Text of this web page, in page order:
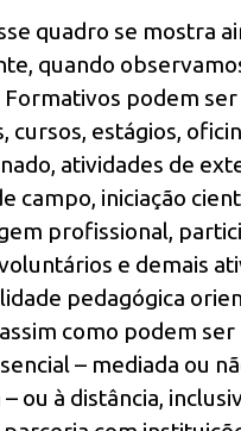
quadro se mostra
quando
podem
cursos, estágios,
atividades de
campo, iniciação
profissional,
e demais
pedagógica
como podem ser
– mediada ou
ou à distância,